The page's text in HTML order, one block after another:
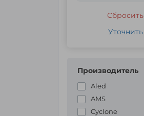
Сбросить
Уточнить
Производитель
Aled
AMS
Cyclone